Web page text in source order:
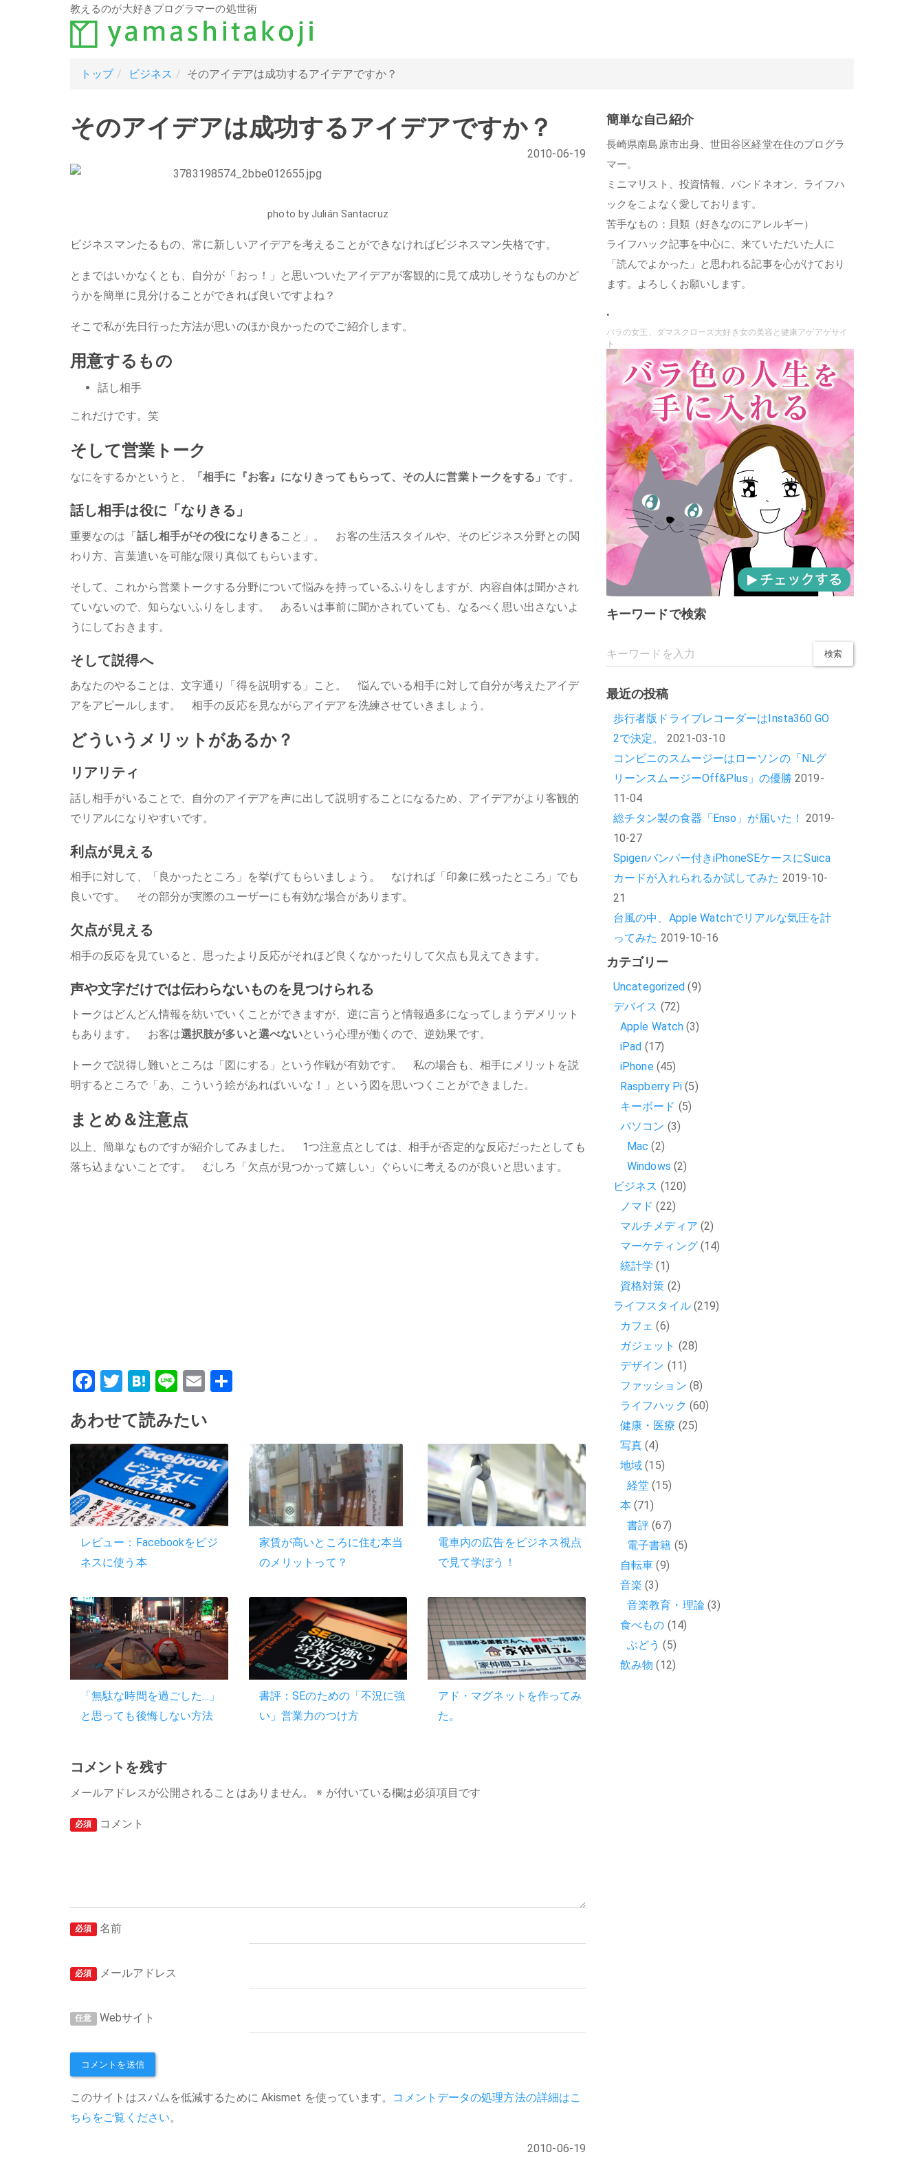
教えるのが大好きプログラマーの処世術
トップ ビジネス そのアイデアは成功するアイデアですか？
そのアイデアは成功するアイデアですか？
2010-06-19
photo by Julián Santacruz
ビジネスマンたるもの、常に新しいアイデアを考えることができなければビジネスマン失格です。
とまではいかなくとも、自分が「おっ！」と思いついたアイデアが客観的に見て成功しそうなものかど
うかを簡単に見分けることができれば良いですよね？
そこで私が先日行った方法が思いのほか良かったのでご紹介します。
用意するもの
話し相手
これだけです。笑
そして営業トーク
なにをするかというと、 「相手に『お客』になりきってもらって、その人に営業トークをする」 です。
話し相手は役に「なりきる」
重要なのは「話し相手がその役になりきること」。 お客の生活スタイルや、そのビジネス分野との関
わり方、言葉遣いを可能な限り真似てもらいます。
そして、これから営業トークする分野について悩みを持っているふりをしますが、内容自体は聞かされ
ていないので、知らないふりをします。 あるいは事前に聞かされていても、なるべく思い出さないよ
うにしておきます。
そして説得へ
あなたのやることは、文字通り「得を説明する」こと。 悩んでいる相手に対して自分が考えたアイデ
アをアピールします。 相手の反応を見ながらアイデアを洗練させていきましょう。
どういうメリットがあるか？
リアリティ
話し相手がいることで、自分のアイデアを声に出して説明することになるため、アイデアがより客観的
でリアルになりやすいです。
利点が見える
相手に対して、「良かったところ」を挙げてもらいましょう。 なければ「印象に残ったところ」でも
良いです。 その部分が実際のユーザーにも有効な場合があります。
欠点が見える
相手の反応を見ていると、思ったより反応がそれほど良くなかったりして欠点も見えてきます。
声や文字だけでは伝わらないものを見つけられる
トークはどんどん情報を紡いでいくことができますが、逆に言うと情報過多になってしまうデメリット
もあります。 お客は選択肢が多いと選べないという心理が働くので、逆効果です。
トークで説得し難いところは「図にする」という作戦が有効です。 私の場合も、相手にメリットを説
明するところで「あ、こういう絵があればいいな！」という図を思いつくことができました。
まとめ＆注意点
以上、簡単なものですが紹介してみました。 1つ注意点としては、相手が否定的な反応だったとしても
落ち込まないことです。 むしろ「欠点が見つかって嬉しい」ぐらいに考えるのが良いと思います。
Facebook
Twitter
Hatena
LineEmail
あわせて読みたい
レビュー：Facebookをビジ
ネスに使う本
家賃が高いところに住む本当
のメリットって？
電車内の広告をビジネス視点
で見て学ぼう！
「無駄な時間を過ごした…」
と思っても後悔しない方法
書評：SEのための「不況に強
い」営業力のつけ方
アド・マグネットを作ってみ
た。
コメントを残す
メールアドレスが公開されることはありません。 ※ が付いている欄は必須項目です
必須 コメント
必須 名前
必須 メールアドレス
任意 Webサイト
このサイトはスパムを低減するために Akismet を使っています。 コメントデータの処理方法の詳細はこ
ちらをご覧ください。
2010-06-19
簡単な自己紹介
長崎県南島原市出身、世田谷区経堂在住のプログラ
マー。
ミニマリスト、投資情報、バンドネオン、ライフハ
ックをこよなく愛しております。
苦手なもの：貝類（好きなのにアレルギー）
ライフハック記事を中心に、来ていただいた人に
「読んでよかった」と思われる記事を心がけており
ます。よろしくお願いします。
.
バラの女王、ダマスクローズ大好き女の美容と健康アゲアゲサイ
ト
キーワードで検索
最近の投稿
歩行者版ドライブレコーダーはInsta360 GO
2で決定。
2021-03-10
コンビニのスムージーはローソンの「NLグ
リーンスムージーOff&Plus」の優勝 2019-
11-04
総チタン製の食器「Enso」が届いた！ 2019-
10-27
Spigenバンパー付きiPhoneSEケースにSuica
カードが入れられるか試してみた 2019-10-
21
台風の中、Apple Watchでリアルな気圧を計
ってみた 2019-10-16
カテゴリー
Uncategorized (9)
デバイス (72)
Apple Watch (3)
iPad (17)
iPhone(45)
Raspberry Pi (5)
キーボード (5)
パソコン (3)
Mac (2)
Windows (2)
ビジネス (120)
ノマド (22)
マルチメディア (2)
マーケティング(14)
統計学 (1)
資格対策 (2)
ライフスタイル(219)
カフェ (6)
ガジェット (28)
デザイン (11)
ファッション (8)
ライフハック (60)
健康・医療 (25)
写真 (4)
地域 (15)
経堂 (15)
本 (71)
書評 (67)
電子書籍 (5)
自転車 (9)
音楽 (3)
音楽教育・理論(3)
食べもの (14)
ぶどう (5)
飲み物 (12)